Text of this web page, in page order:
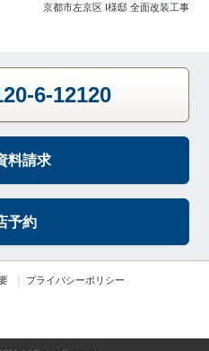
京都市左京区 I様邸 全面改装工事
6-12120
料請求
予約
プライバシーポリシー